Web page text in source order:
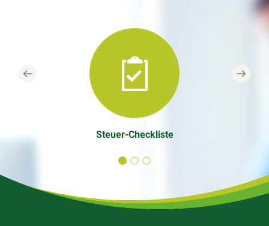
Steuer-Checkliste
Previous Next